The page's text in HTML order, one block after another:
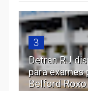
3
Detran RJ
para
Belford Roxo